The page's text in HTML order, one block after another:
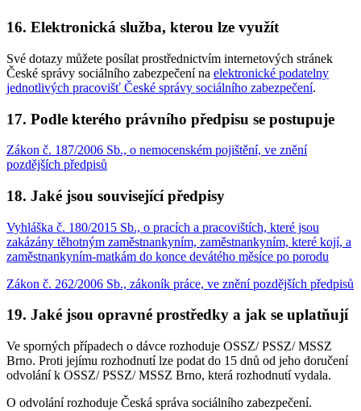
16. Elektronická služba, kterou lze využít
Své dotazy můžete posílat prostřednictvím internetových stránek
České správy sociálního zabezpečení na elektronické podatelny
jednotlivých pracovišť České správy sociálního zabezpečení.
17. Podle kterého právního předpisu se postupuje
Zákon č. 187/2006 Sb., o nemocenském pojištění, ve znění
pozdějších předpisů
18. Jaké jsou související předpisy
Vyhláška č. 180/2015 Sb., o pracích a pracovištích, které jsou
zakázány těhotným zaměstnankyním, zaměstnankyním, které kojí, a
zaměstnankyním-matkám do konce devátého měsíce po porodu
Zákon č. 262/2006 Sb., zákoník práce, ve znění pozdějších předpisů
19. Jaké jsou opravné prostředky a jak se uplatňují
Ve sporných případech o dávce rozhoduje OSSZ/ PSSZ/ MSSZ
Brno. Proti jejímu rozhodnutí lze podat do 15 dnů od jeho doručení
odvolání k OSSZ/ PSSZ/ MSSZ Brno, která rozhodnutí vydala.
O odvolání rozhoduje Česká správa sociálního zabezpečení.